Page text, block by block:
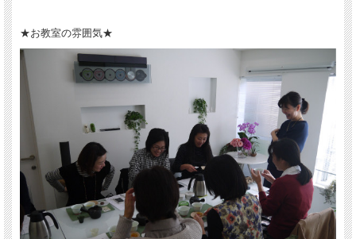
実際にみんなで楽しくいれてみよう！！
4・
みんなでお茶＆お菓子タイム
急須のお手入れ方法と茶葉の保存方法について
日本茶の歴史と心の調和
そのほか
★お教室の雰囲気★